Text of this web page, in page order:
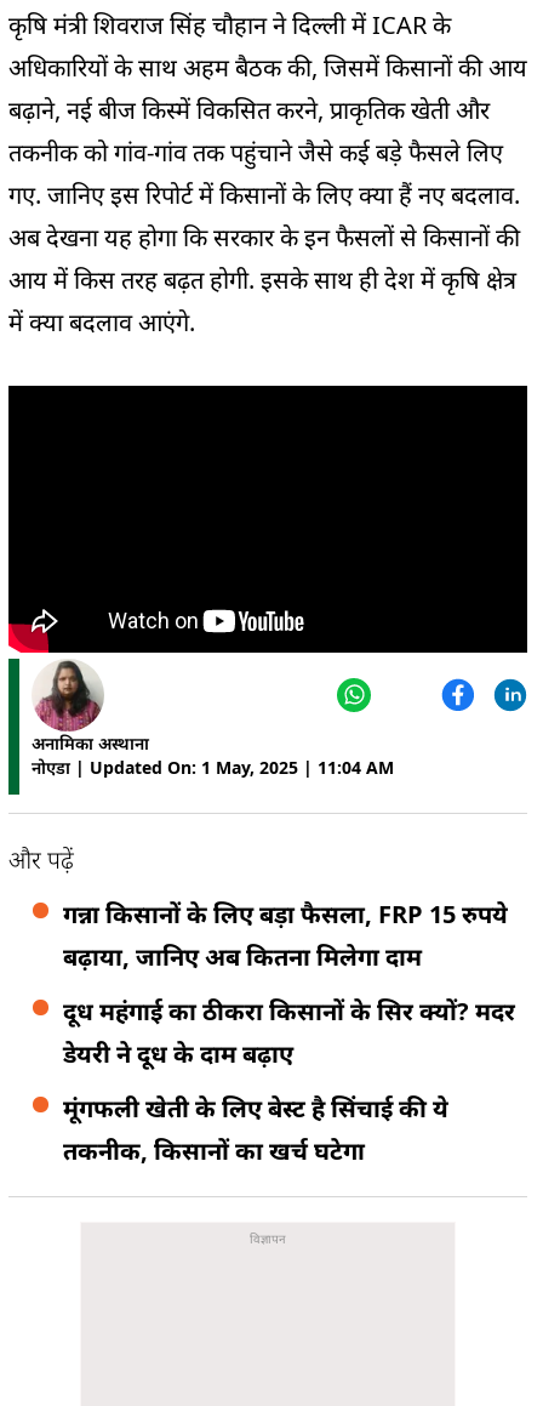
कृषि मंत्री शिवराज सिंह चौहान ने दिल्ली में ICAR के
अधिकारियों के साथ अहम बैठक की, जिसमें किसानों की आय
बढ़ाने, नई बीज किस्में विकसित करने, प्राकृतिक खेती और
तकनीक को गांव-गांव तक पहुंचाने जैसे कई बड़े फैसले लिए
गए. जानिए इस रिपोर्ट में किसानों के लिए क्या हैं नए बदलाव.
अब देखना यह होगा कि सरकार के इन फैसलों से किसानों की
आय में किस तरह बढ़त होगी. इसके साथ ही देश में कृषि क्षेत्र
में क्या बदलाव आएंगे.
अनामिका अस्थाना
नोएडा | Updated On: 1 May, 2025 | 11:04 AM
और पढ़ें
गन्ना किसानों के लिए बड़ा फैसला, FRP 15 रुपये
बढ़ाया, जानिए अब कितना मिलेगा दाम
दूध महंगाई का ठीकरा किसानों के सिर क्यों? मदर
डेयरी ने दूध के दाम बढ़ाए
मूंगफली खेती के लिए बेस्ट है सिंचाई की ये
तकनीक, किसानों का खर्च घटेगा